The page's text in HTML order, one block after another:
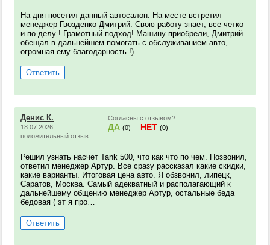
На дня посетил данный автосалон. На месте встретил
менеджер Гвозденко Дмитрий. Свою работу знает, все четко
и по делу ! Грамотный подход! Машину приобрели, Дмитрий
обещал в дальнейшем помогать с обслуживанием авто,
огромная ему благодарность !)
Ответить
Денис К.
18.07.2026
положительный отзыв
Согласны с отзывом?
ДА (0) НЕТ (0)
Решил узнать насчет Tank 500, что как что по чем. Позвонил,
ответил менеджер Артур. Все сразу рассказал какие скидки,
какие варианты. Итоговая цена авто. Я обзвонил, липецк,
Саратов, Москва. Самый адекватный и располагающий к
дальнейшему общению менеджер Артур, остальные беда
бедовая ( эт я про…
Ответить